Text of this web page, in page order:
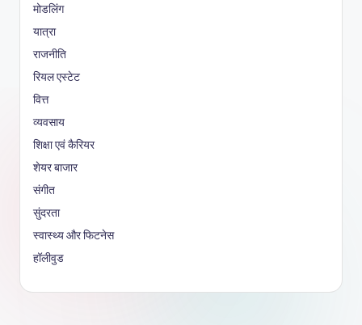
मोडलिंग
यात्रा
राजनीति
रियल एस्टेट
वित्त
व्यवसाय
शिक्षा एवं कैरियर
शेयर बाजार
संगीत
सुंदरता
स्वास्थ्य और फिटनेस
हॉलीवुड